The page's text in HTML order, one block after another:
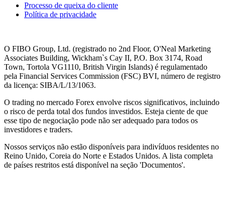
Processo de queixa do cliente
Política de privacidade
O FIBO Group, Ltd. (registrado no 2nd Floor, O'Neal Marketing
Associates Building, Wickham`s Cay II, P.O. Box 3174, Road
Town, Tortola VG1110, British Virgin Islands) é regulamentado
pela Financial Services Commission (FSC) BVI, número de registro
da licença: SIBA/L/13/1063.
O trading no mercado Forex envolve riscos significativos, incluindo
o risco de perda total dos fundos investidos. Esteja ciente de que
esse tipo de negociação pode não ser adequado para todos os
investidores e traders.
Nossos serviços não estão disponíveis para indivíduos residentes no
Reino Unido, Coreia do Norte e Estados Unidos. A lista completa
de países restritos está disponível na seção 'Documentos'.